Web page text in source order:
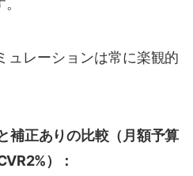
ュレーションは常に楽観的
補正ありの比較（月額予算
）：